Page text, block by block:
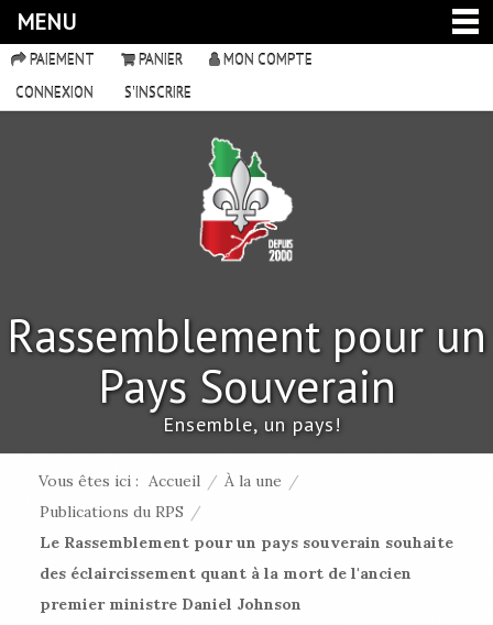
MENU
PAIEMENT PANIER
MON COMPTE
CONNEXION
S'INSCRIRE
Rassemblement pour un
Pays Souverain
Ensemble, un pays!
Vous êtes ici : Accueil / À la une /
Publications du RPS /
Le Rassemblement pour un pays souverain souhaite
des éclaircissement quant à la mort de l'ancien
premier ministre Daniel Johnson